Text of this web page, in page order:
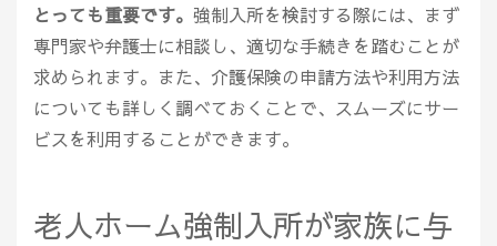
とっても重要です。 強制入所を検討する際には、まず
専門家や弁護士に相談し、適切な手続きを踏むことが
求められます。また、介護保険の申請方法や利用方法
についても詳しく調べておくことで、スムーズにサー
ビスを利用することができます。
老人ホーム強制入所が家族に与